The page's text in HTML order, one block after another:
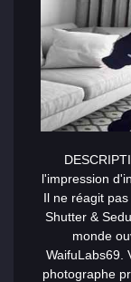
l'impression
Il ne réagit
Shutter &
monde
WaifuLabs69.
photographe